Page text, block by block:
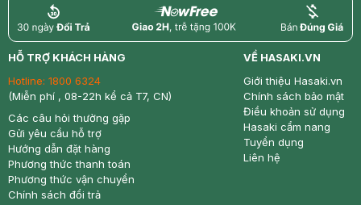
return nowfree price
HỖ TRỢ KHÁCH HÀNG
Hotline: 1800 6324
(Miễn phí , 08-22h kể cả T7, CN)
Các câu hỏi thường gặp
Gửi yêu cầu hỗ trợ
Hướng dẫn đặt hàng
Phương thức thanh toán
Phương thức vận chuyển
Chính sách đổi trả
VỀ HASAKI.VN
Giới thiệu Hasaki.vn
Chính sách bảo mật
Điều khoản sử dụng
Hasaki cẩm nang
Tuyển dụng
Liên hệ